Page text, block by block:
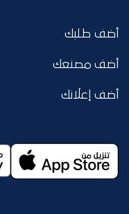
أضف طلبك
أضف مصنعك
أضف إعلانك